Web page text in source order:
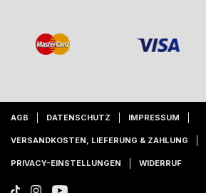
AGB DATENSCHUTZ IMPRESSUM
VERSANDKOSTEN, LIEFERUNG & ZAHLUNG
PRIVACY-EINSTELLUNGEN WIDERRUF